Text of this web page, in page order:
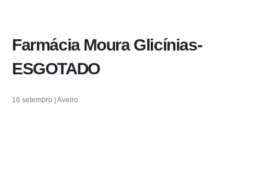
Farmácia Moura Glicínias-
ESGOTADO
16 setembro | Aveiro